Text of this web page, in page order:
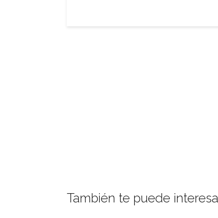
También te puede